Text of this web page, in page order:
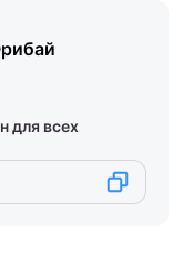
для всех